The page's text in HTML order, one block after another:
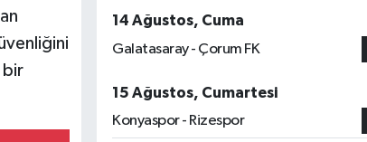
bir
14 Ağustos, Cuma
Galatasaray - Çorum FK
15 Ağustos, Cumartesi
Konyaspor - Rizespor